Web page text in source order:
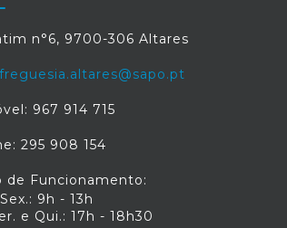
n°6, 9700-306 Altares
freguesia.altares@sapo.pt
967 914 715
295 908 154
de Funcionamento:
9h - 13h
e Qui.: 17h - 18h30